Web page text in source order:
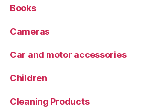
Books
Cameras
Car and motor accessories
Children
Cleaning Products